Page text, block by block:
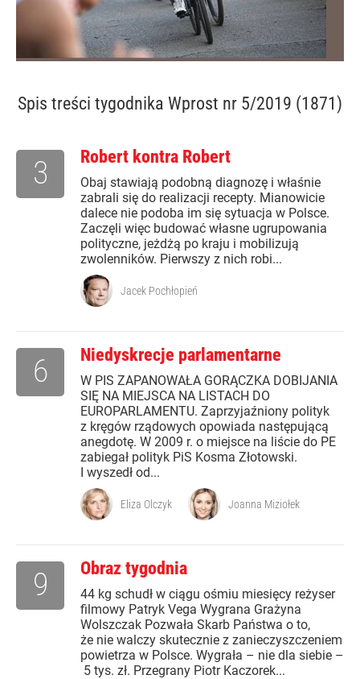
Spis treści tygodnika Wprost nr 5/2019 (1871)
Robert kontra Robert
Obaj stawiają podobną diagnozę i właśnie
zabrali się do realizacji recepty. Mianowicie
dalece nie podoba im się sytuacja w Polsce.
Zaczęli więc budować własne ugrupowania
polityczne, jeżdżą po kraju i mobilizują
zwolenników. Pierwszy z nich robi...
3
Jacek Pochłopień
Niedyskrecje parlamentarne
W PIS ZAPANOWAŁA GORĄCZKA DOBIJANIA
SIĘ NA MIEJSCA NA LISTACH DO
EUROPARLAMENTU. Zaprzyjaźniony polityk
z kręgów rządowych opowiada następującą
anegdotę. W 2009 r. o miejsce na liście do PE
zabiegał polityk PiS Kosma Złotowski.
I wyszedł od...
6
Eliza Olczyk Joanna Miziołek
Obraz tygodnia
44 kg schudł w ciągu ośmiu miesięcy reżyser
filmowy Patryk Vega Wygrana Grażyna
Wolszczak Pozwała Skarb Państwa o to,
że nie walczy skutecznie z zanieczyszczeniem
powietrza w Polsce. Wygrała – nie dla siebie –
5 tys. zł. Przegrany Piotr Kaczorek...
9